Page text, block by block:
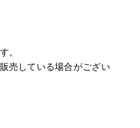
。
売している場合がござい